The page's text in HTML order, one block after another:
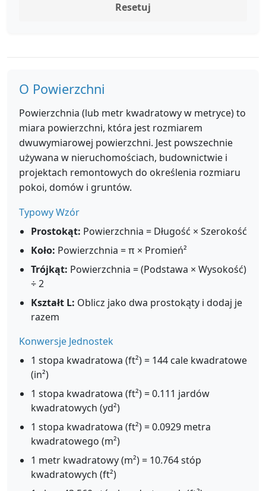
Resetuj
O Powierzchni
Powierzchnia (lub metr kwadratowy w metryce) to
miara powierzchni, która jest rozmiarem
dwuwymiarowej powierzchni. Jest powszechnie
używana w nieruchomościach, budownictwie i
projektach remontowych do określenia rozmiaru
pokoi, domów i gruntów.
Typowy Wzór
Prostokąt: Powierzchnia = Długość × Szerokość
Koło: Powierzchnia = π × Promień²
Trójkąt: Powierzchnia = (Podstawa × Wysokość)
÷ 2
Kształt L: Oblicz jako dwa prostokąty i dodaj je
razem
Konwersje Jednostek
1 stopa kwadratowa (ft²) = 144 cale kwadratowe
(in²)
1 stopa kwadratowa (ft²) = 0.111 jardów
kwadratowych (yd²)
1 stopa kwadratowa (ft²) = 0.0929 metra
kwadratowego (m²)
1 metr kwadratowy (m²) = 10.764 stóp
kwadratowych (ft²)